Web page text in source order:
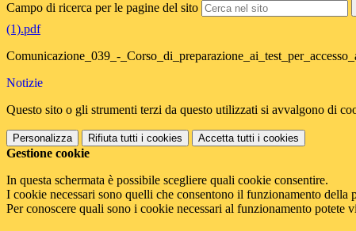
Campo di ricerca per le pagine del sito
(1).pdf
Comunicazione_039_-
Notizie
Questo sito o gli strumenti terzi da questo utilizzati si avvalgono di
Personalizza Rifiuta tutti i cookies Accetta tutti i cookies
Gestione cookie
In questa schermata è possibile scegliere quali cookie consentire.
I cookie necessari sono quelli che consentono il funzionamento della
Per conoscere quali sono i cookie necessari al funzionamento potete